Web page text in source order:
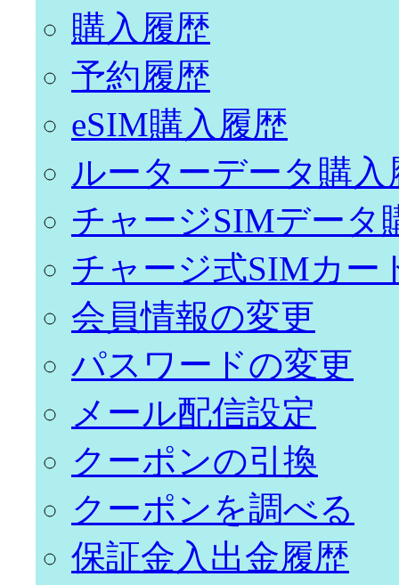
購入履歴
予約履歴
eSIM購入履歴
ルーターデータ購入
チャージSIMデータ
チャージ式SIMカー
会員情報の変更
パスワードの変更
メール配信設定
クーポンの引換
クーポンを調べる
保証金入出金履歴